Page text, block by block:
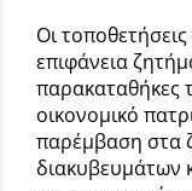
Οι
επιφάνεια
παρακαταθήκες
οικονομικό
παρέμβαση στα
διακυβευμάτων